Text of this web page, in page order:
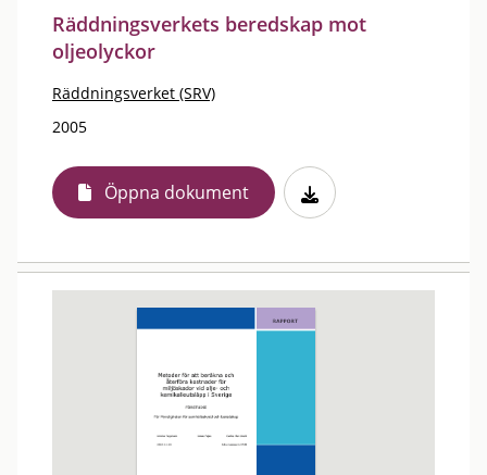
Räddningsverkets beredskap mot
oljeolyckor
Räddningsverket (SRV)
2005
Öppna dokument